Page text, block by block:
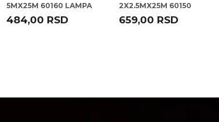
5MX25M 60160 LAMPA
484,00 RSD
2X2.5MX25M 60150
LAMPA
659,00 RSD